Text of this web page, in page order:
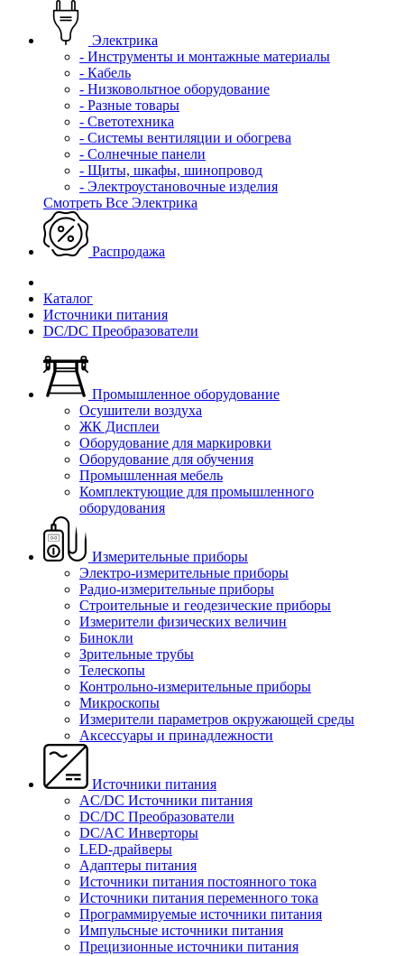
Электрика
- Инструменты и монтажные материалы
- Кабель
- Низковольтное оборудование
- Разные товары
- Светотехника
- Системы вентиляции и обогрева
- Солнечные панели
- Щиты, шкафы, шинопровод
- Электроустановочные изделия
Смотреть Все Электрика
Распродажа
Каталог
Источники питания
DC/DC Преобразователи
Промышленное оборудование
Осушители воздуха
ЖК Дисплеи
Оборудование для маркировки
Оборудование для обучения
Промышленная мебель
Комплектующие для промышленного
оборудования
Измерительные приборы
Электро-измерительные приборы
Радио-измерительные приборы
Строительные и геодезические приборы
Измерители физических величин
Бинокли
Зрительные трубы
Телескопы
Контрольно-измерительные приборы
Микроскопы
Измерители параметров окружающей среды
Аксессуары и принадлежности
Источники питания
AC/DC Источники питания
DC/DC Преобразователи
DC/AC Инверторы
LED-драйверы
Адаптеры питания
Источники питания постоянного тока
Источники питания переменного тока
Программируемые источники питания
Импульсные источники питания
Прецизионные источники питания